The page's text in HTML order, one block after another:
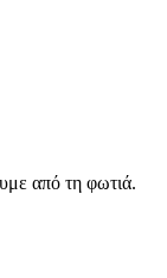
από τη φωτιά.